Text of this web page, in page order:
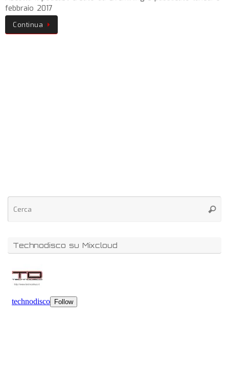
febbraio 2017
Continua
Technodisco su Mixcloud